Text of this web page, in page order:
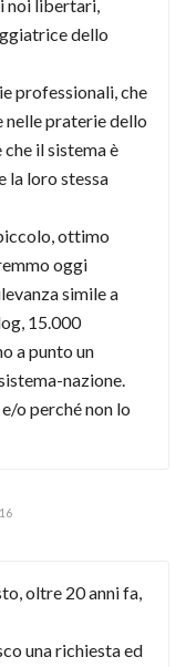
noi libertari,
dello
professionali, che
nelle praterie dello
il sistema è
la loro stessa
ottimo
oggi
simile a
15.000
a punto un
nazione.
o perché non lo
oltre 20 anni fa,
una richiesta ed